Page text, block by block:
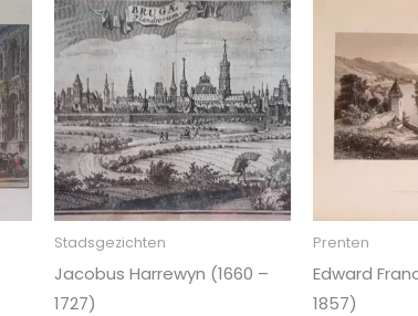
Stadsgezichten
Jacobus Harrewyn (1660 –
1727)
Prenten
Edward
1857)